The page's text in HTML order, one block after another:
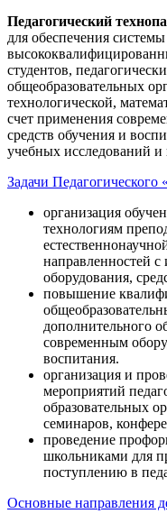
Педагогический
для обеспечения
студентов,
общеобразовательных
технологической,
счет применения
средств обучения и
учебных исследований и
Задачи Педагогического
организация
технологиям
направленностей с
оборудования,
повышение
дополнительного
современным
воспитания.
организация и
мероприятий
образовательных
семинаров,
проведение
школьниками для
поступлению в
Основные направления